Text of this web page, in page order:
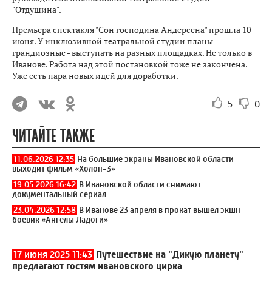
"Отдушина".
Премьера спектакля "Сон господина Андерсена" прошла 10
июня. У инклюзивной театральной студии планы
грандиозные - выступать на разных площадках. Не только в
Иванове. Работа над этой постановкой тоже не закончена.
Уже есть пара новых идей для доработки.
5 0
ЧИТАЙТЕ ТАКЖЕ
11.06.2026 12:35 На большие экраны Ивановской области
выходит фильм «Холоп-3»
19.05.2026 16:42 В Ивановской области снимают
документальный сериал
23.04.2026 12:58 В Иванове 23 апреля в прокат вышел экшн-
боевик «Ангелы Ладоги»
17 июня 2025 11:43 Путешествие на "Дикую планету"
предлагают гостям ивановского цирка